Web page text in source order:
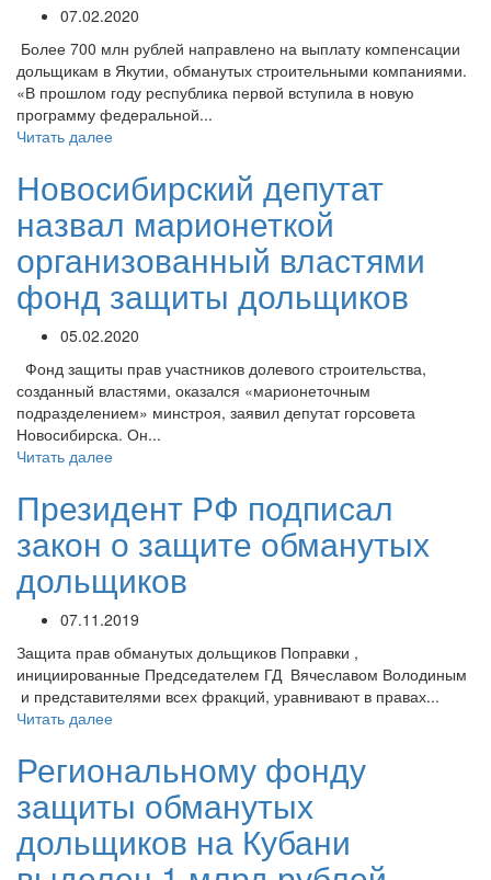
07.02.2020
Более 700 млн рублей направлено на выплату компенсации
дольщикам в Якутии, обманутых строительными компаниями.
«В прошлом году республика первой вступила в новую
программу федеральной...
Читать далее
Новосибирский депутат
назвал марионеткой
организованный властями
фонд защиты дольщиков
05.02.2020
Фонд защиты прав участников долевого строительства,
созданный властями, оказался «марионеточным
подразделением» минстроя, заявил депутат горсовета
Новосибирска. Он...
Читать далее
Президент РФ подписал
закон о защите обманутых
дольщиков
07.11.2019
Защита прав обманутых дольщиков Поправки ,
инициированные Председателем ГД Вячеславом Володиным
и представителями всех фракций, уравнивают в правах...
Читать далее
Региональному фонду
защиты обманутых
дольщиков на Кубани